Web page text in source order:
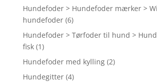
Hundefoder > Hundefoder mærker >
hundefoder (6)
Hundefoder > Tørfoder til hund >
fisk (1)
Hundefoder med kylling (2)
Hundegitter (4)